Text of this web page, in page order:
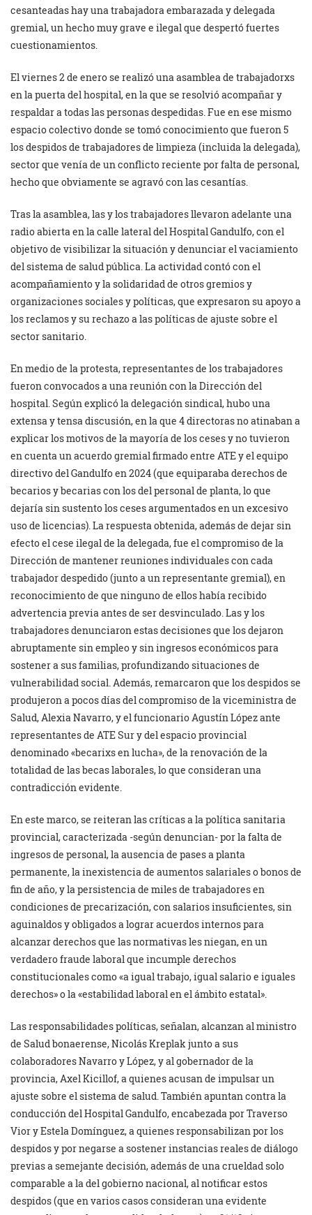
cesanteadas hay una trabajadora embarazada y delegada
gremial, un hecho muy grave e ilegal que despertó fuertes
cuestionamientos.
El viernes 2 de enero se realizó una asamblea de trabajadorxs
en la puerta del hospital, en la que se resolvió acompañar y
respaldar a todas las personas despedidas. Fue en ese mismo
espacio colectivo donde se tomó conocimiento que fueron 5
los despidos de trabajadores de limpieza (incluida la delegada),
sector que venía de un conflicto reciente por falta de personal,
hecho que obviamente se agravó con las cesantías.
Tras la asamblea, las y los trabajadores llevaron adelante una
radio abierta en la calle lateral del Hospital Gandulfo, con el
objetivo de visibilizar la situación y denunciar el vaciamiento
del sistema de salud pública. La actividad contó con el
acompañamiento y la solidaridad de otros gremios y
organizaciones sociales y políticas, que expresaron su apoyo a
los reclamos y su rechazo a las políticas de ajuste sobre el
sector sanitario.
En medio de la protesta, representantes de los trabajadores
fueron convocados a una reunión con la Dirección del
hospital. Según explicó la delegación sindical, hubo una
extensa y tensa discusión, en la que 4 directoras no atinaban a
explicar los motivos de la mayoría de los ceses y no tuvieron
en cuenta un acuerdo gremial firmado entre ATE y el equipo
directivo del Gandulfo en 2024 (que equiparaba derechos de
becarios y becarias con los del personal de planta, lo que
dejaría sin sustento los ceses argumentados en un excesivo
uso de licencias). La respuesta obtenida, además de dejar sin
efecto el cese ilegal de la delegada, fue el compromiso de la
Dirección de mantener reuniones individuales con cada
trabajador despedido (junto a un representante gremial), en
reconocimiento de que ninguno de ellos había recibido
advertencia previa antes de ser desvinculado. Las y los
trabajadores denunciaron estas decisiones que los dejaron
abruptamente sin empleo y sin ingresos económicos para
sostener a sus familias, profundizando situaciones de
vulnerabilidad social. Además, remarcaron que los despidos se
produjeron a pocos días del compromiso de la viceministra de
Salud, Alexia Navarro, y el funcionario Agustín López ante
representantes de ATE Sur y del espacio provincial
denominado «becarixs en lucha», de la renovación de la
totalidad de las becas laborales, lo que consideran una
contradicción evidente.
En este marco, se reiteran las críticas a la política sanitaria
provincial, caracterizada -según denuncian- por la falta de
ingresos de personal, la ausencia de pases a planta
permanente, la inexistencia de aumentos salariales o bonos de
fin de año, y la persistencia de miles de trabajadores en
condiciones de precarización, con salarios insuficientes, sin
aguinaldos y obligados a lograr acuerdos internos para
alcanzar derechos que las normativas les niegan, en un
verdadero fraude laboral que incumple derechos
constitucionales como «a igual trabajo, igual salario e iguales
derechos» o la «estabilidad laboral en el ámbito estatal».
Las responsabilidades políticas, señalan, alcanzan al ministro
de Salud bonaerense, Nicolás Kreplak junto a sus
colaboradores Navarro y López, y al gobernador de la
provincia, Axel Kicillof, a quienes acusan de impulsar un
ajuste sobre el sistema de salud. También apuntan contra la
conducción del Hospital Gandulfo, encabezada por Traverso
Vior y Estela Domínguez, a quienes responsabilizan por los
despidos y por negarse a sostener instancias reales de diálogo
previas a semejante decisión, además de una crueldad solo
comparable a la del gobierno nacional, al notificar estos
despidos (que en varios casos consideran una evidente